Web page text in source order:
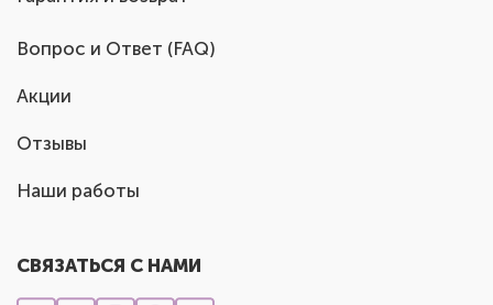
Вопрос и Ответ (FAQ)
Акции
Отзывы
Наши работы
СВЯЗАТЬСЯ С НАМИ